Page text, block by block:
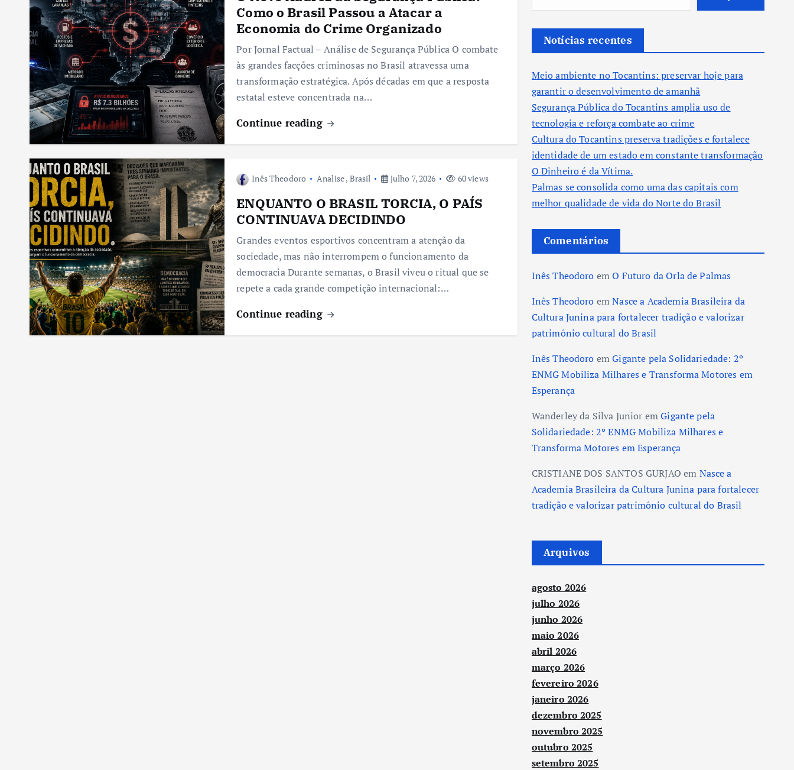
Como o Brasil Passou a Atacar a
Economia do Crime Organizado
Por Jornal Factual – Análise de Segurança Pública O combate
às grandes facções criminosas no Brasil atravessa uma
transformação estratégica. Após décadas em que a resposta
estatal esteve concentrada na…
Continue reading
Inês Theodoro Analise, Brasil julho 7, 2026 60 views
ENQUANTO O BRASIL TORCIA, O PAÍS
CONTINUAVA DECIDINDO
Grandes eventos esportivos concentram a atenção da
sociedade, mas não interrompem o funcionamento da
democracia Durante semanas, o Brasil viveu o ritual que se
repete a cada grande competição internacional:…
Continue reading
Notícias recentes
Meio ambiente no Tocantins: preservar hoje para
garantir o desenvolvimento de amanhã
Segurança Pública do Tocantins amplia uso de
tecnologia e reforça combate ao crime
Cultura do Tocantins preserva tradições e fortalece
identidade de um estado em constante transformação
O Dinheiro é da Vítima.
Palmas se consolida como uma das capitais com
melhor qualidade de vida do Norte do Brasil
Comentários
Inês Theodoro emO Futuro da Orla de Palmas
Inês Theodoro emNasce a Academia Brasileira da
Cultura Junina para fortalecer tradição e valorizar
patrimônio cultural do Brasil
Inês Theodoro emGigante pela Solidariedade: 2º
ENMG Mobiliza Milhares e Transforma Motores em
Esperança
Wanderley da Silva Junior emGigante pela
Solidariedade: 2º ENMG Mobiliza Milhares e
Transforma Motores em Esperança
CRISTIANE DOS SANTOS GURJAO em Nasce a
Academia Brasileira da Cultura Junina para fortalecer
tradição e valorizar patrimônio cultural do Brasil
Arquivos
agosto 2026
julho 2026
junho 2026
maio 2026
abril 2026
março 2026
fevereiro 2026
janeiro 2026
dezembro 2025
novembro 2025
outubro 2025
setembro 2025